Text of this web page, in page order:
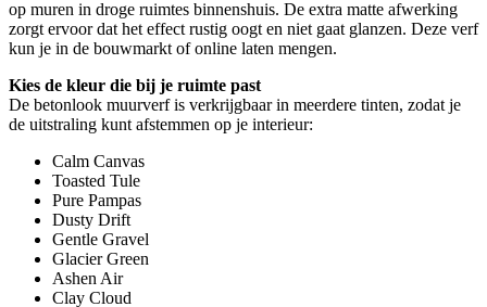
op muren in droge ruimtes binnenshuis. De extra matte afwerking
zorgt ervoor dat het effect rustig oogt en niet gaat glanzen. Deze verf
kun je in de bouwmarkt of online laten mengen.
Kies de kleur die bij je ruimte past
De betonlook muurverf is verkrijgbaar in meerdere tinten, zodat je
de uitstraling kunt afstemmen op je interieur:
Calm Canvas
Toasted Tule
Pure Pampas
Dusty Drift
Gentle Gravel
Glacier Green
Ashen Air
Clay Cloud